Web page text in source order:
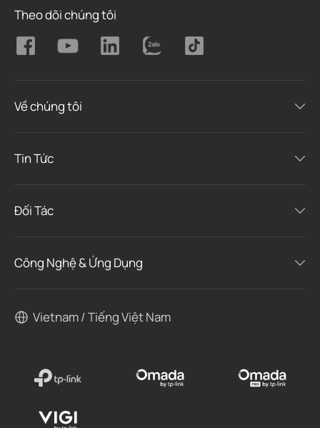
Theo dõi chúng tôi
Về chúng tôi
Tin Tức
Đối Tác
Công Nghệ & Ứng Dụng
Vietnam / Tiếng Việt Nam